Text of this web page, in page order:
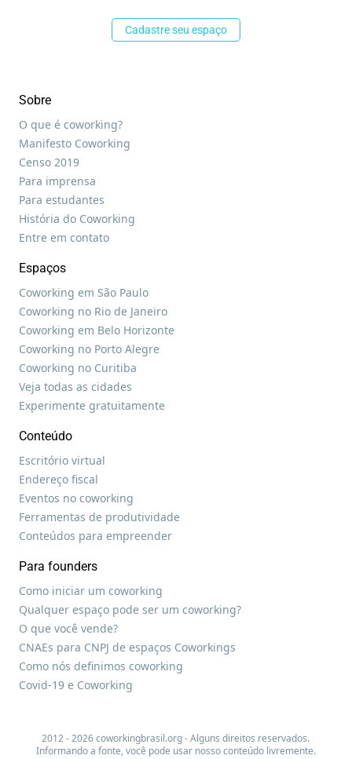
Cadastre seu espaço
Sobre
O que é coworking?
Manifesto Coworking
Censo 2019
Para imprensa
Para estudantes
História do Coworking
Entre em contato
Espaços
Coworking em São Paulo
Coworking no Rio de Janeiro
Coworking em Belo Horizonte
Coworking no Porto Alegre
Coworking no Curitiba
Veja todas as cidades
Experimente gratuitamente
Conteúdo
Escritório virtual
Endereço fiscal
Eventos no coworking
Ferramentas de produtividade
Conteúdos para empreender
Para founders
Como iniciar um coworking
Qualquer espaço pode ser um coworking?
O que você vende?
CNAEs para CNPJ de espaços Coworkings
Como nós definimos coworking
Covid-19 e Coworking
2012 - 2026 coworkingbrasil.org - Alguns direitos reservados.
Informando a fonte, você pode usar nosso conteúdo livremente.